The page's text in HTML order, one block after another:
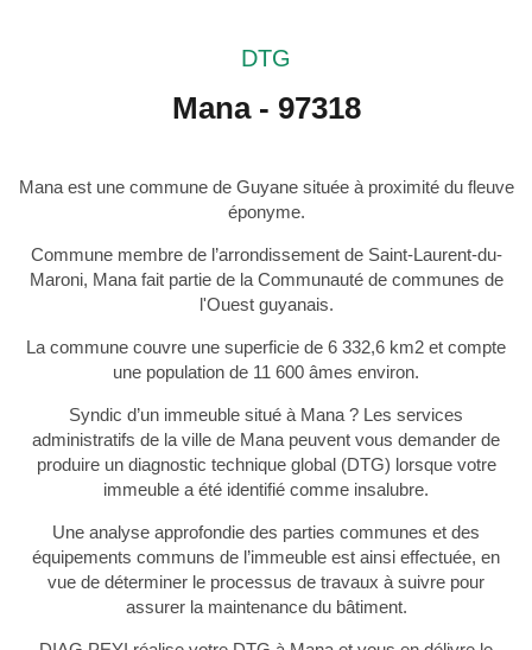
DTG
Mana - 97318
Mana est une commune de Guyane située à proximité du fleuve
éponyme.
Commune membre de l’arrondissement de Saint-Laurent-du-
Maroni, Mana fait partie de la Communauté de communes de
l'Ouest guyanais.
La commune couvre une superficie de 6 332,6 km2 et compte
une population de 11 600 âmes environ.
Syndic d’un immeuble situé à Mana ? Les services
administratifs de la ville de Mana peuvent vous demander de
produire un diagnostic technique global (DTG) lorsque votre
immeuble a été identifié comme insalubre.
Une analyse approfondie des parties communes et des
équipements communs de l’immeuble est ainsi effectuée, en
vue de déterminer le processus de travaux à suivre pour
assurer la maintenance du bâtiment.